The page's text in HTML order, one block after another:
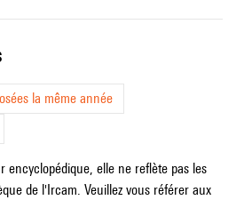
la même année
encyclopédique, elle ne reflète pas les
de l'Ircam. Veuillez vous référer aux